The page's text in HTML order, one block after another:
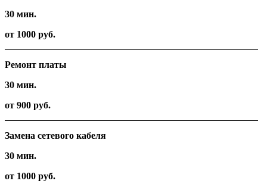
30 мин.
от 1000 руб.
Ремонт платы
30 мин.
от 900 руб.
Замена сетевого кабеля
30 мин.
от 1000 руб.